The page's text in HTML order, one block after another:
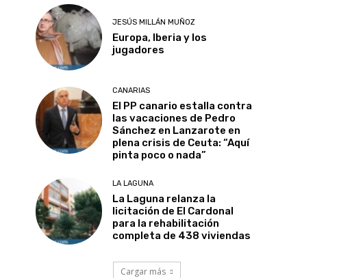
JESÚS MILLÁN MUÑOZ
Europa, Iberia y los
jugadores
CANARIAS
El PP canario estalla contra
las vacaciones de Pedro
Sánchez en Lanzarote en
plena crisis de Ceuta: “Aquí
pinta poco o nada”
LA LAGUNA
La Laguna relanza la
licitación de El Cardonal
para la rehabilitación
completa de 438 viviendas
Cargar más